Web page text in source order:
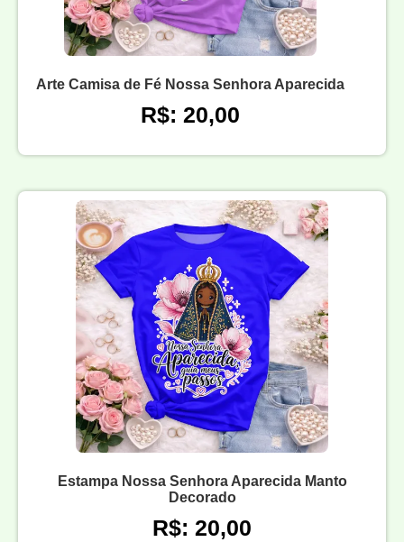
Arte Camisa de Fé Nossa Senhora Aparecida
R$: 20,00
Estampa Nossa Senhora Aparecida Manto
Decorado
R$: 20,00